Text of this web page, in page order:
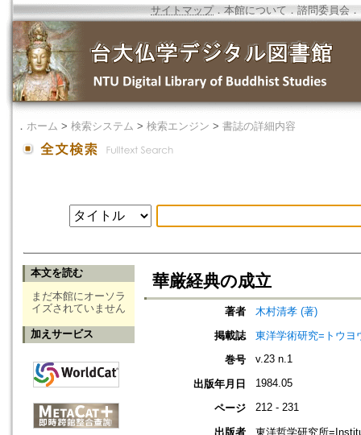
サイトマップ．本館について ． 諮問委員会 ．
． ホーム > 検索システム > 検索エンジン > 書誌の詳細内容
本文を読む
まだ本館にオーソラ
イズされていません
加えサービス
華厳経典の成立
著者
木村清孝 (著)
掲載誌
東洋学術研究=トウヨ
巻号
v.23 n.1
出版年月日 1984.05
ページ 212 - 231
出版者
東洋哲学研究所